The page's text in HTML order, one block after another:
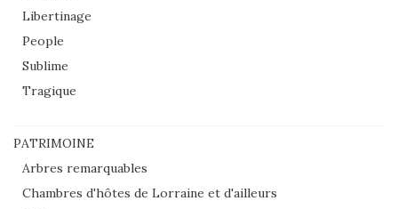
Libertinage
People
Sublime
Tragique
PATRIMOINE
Arbres remarquables
Chambres d'hôtes de Lorraine et d'ailleurs